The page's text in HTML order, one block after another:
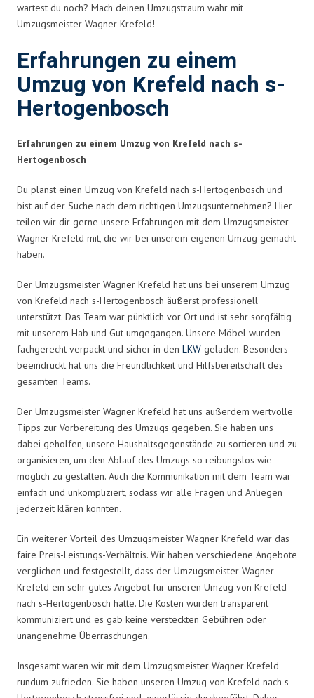
wartest du noch? Mach deinen Umzugstraum wahr mit
Umzugsmeister Wagner Krefeld!
Erfahrungen zu einem
Umzug von Krefeld nach s-
Hertogenbosch
Erfahrungen zu einem Umzug von Krefeld nach s-
Hertogenbosch
Du planst einen Umzug von Krefeld nach s-Hertogenbosch und
bist auf der Suche nach dem richtigen Umzugsunternehmen? Hier
teilen wir dir gerne unsere Erfahrungen mit dem Umzugsmeister
Wagner Krefeld mit, die wir bei unserem eigenen Umzug gemacht
haben.
Der Umzugsmeister Wagner Krefeld hat uns bei unserem Umzug
von Krefeld nach s-Hertogenbosch äußerst professionell
unterstützt. Das Team war pünktlich vor Ort und ist sehr sorgfältig
mit unserem Hab und Gut umgegangen. Unsere Möbel wurden
fachgerecht verpackt und sicher in den LKW geladen. Besonders
beeindruckt hat uns die Freundlichkeit und Hilfsbereitschaft des
gesamten Teams.
Der Umzugsmeister Wagner Krefeld hat uns außerdem wertvolle
Tipps zur Vorbereitung des Umzugs gegeben. Sie haben uns
dabei geholfen, unsere Haushaltsgegenstände zu sortieren und zu
organisieren, um den Ablauf des Umzugs so reibungslos wie
möglich zu gestalten. Auch die Kommunikation mit dem Team war
einfach und unkompliziert, sodass wir alle Fragen und Anliegen
jederzeit klären konnten.
Ein weiterer Vorteil des Umzugsmeister Wagner Krefeld war das
faire Preis-Leistungs-Verhältnis. Wir haben verschiedene Angebote
verglichen und festgestellt, dass der Umzugsmeister Wagner
Krefeld ein sehr gutes Angebot für unseren Umzug von Krefeld
nach s-Hertogenbosch hatte. Die Kosten wurden transparent
kommuniziert und es gab keine versteckten Gebühren oder
unangenehme Überraschungen.
Insgesamt waren wir mit dem Umzugsmeister Wagner Krefeld
rundum zufrieden. Sie haben unseren Umzug von Krefeld nach s-